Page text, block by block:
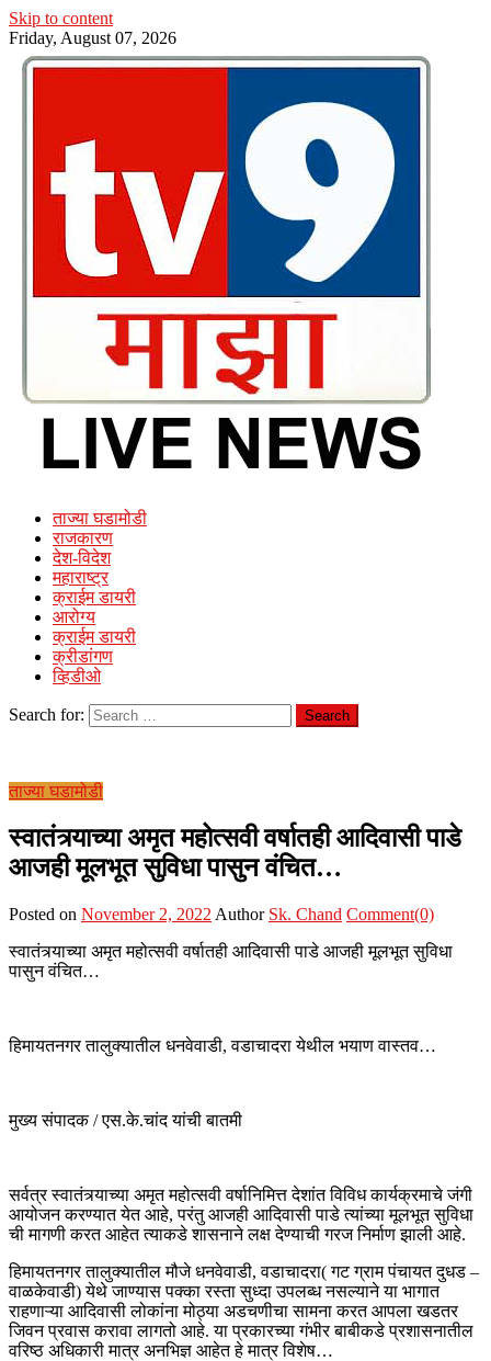
Skip to content
Friday, August 07, 2026
ताज्या घडामोडी
राजकारण
देश-विदेश
महाराष्ट्र
क्राईम डायरी
आरोग्य
क्राईम डायरी
क्रीडांगण
व्हिडीओ
Search for:
ताज्या घडामोडी
स्वातंत्र्याच्या अमृत महोत्सवी वर्षातही आदिवासी पाडे
आजही मूलभूत सुविधा पासुन वंचित…
Posted on November 2, 2022 Author Sk. Chand Comment(0)
स्वातंत्र्याच्या अमृत महोत्सवी वर्षातही आदिवासी पाडे आजही मूलभूत सुविधा
पासुन वंचित…
हिमायतनगर तालुक्यातील धनवेवाडी, वडाचादरा येथील भयाण वास्तव…
मुख्य संपादक / एस.के.चांद यांची बातमी
सर्वत्र स्वातंत्र्याच्या अमृत महोत्सवी वर्षानिमित्त देशांत विविध कार्यक्रमाचे जंगी
आयोजन करण्यात येत आहे, परंतु आजही आदिवासी पाडे त्यांच्या मूलभूत सुविधा
ची मागणी करत आहेत त्याकडे शासनाने लक्ष देण्याची गरज निर्माण झाली आहे.
हिमायतनगर तालुक्यातील मौजे धनवेवाडी, वडाचादरा( गट ग्राम पंचायत दुधड –
वाळकेवाडी) येथे जाण्यास पक्का रस्ता सुध्दा उपलब्ध नसल्याने या भागात
राहणाऱ्या आदिवासी लोकांना मोठ्या अडचणीचा सामना करत आपला खडतर
जिवन प्रवास करावा लागतो आहे. या प्रकारच्या गंभीर बाबीकडे प्रशासनातील
वरिष्ठ अधिकारी मात्र अनभिज्ञ आहेत हे मात्र विशेष…